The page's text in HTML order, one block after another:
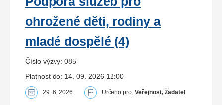
ohrožené děti, rodiny a
mladé dospělé (4)
Číslo výzvy: 085
Platnost do: 14. 09. 2026 12:00
29. 6. 2026 Určeno pro: Veřejnost, Žadatel